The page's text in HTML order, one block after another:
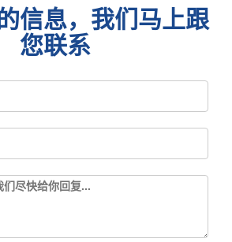
信息，我们马上跟
您联系